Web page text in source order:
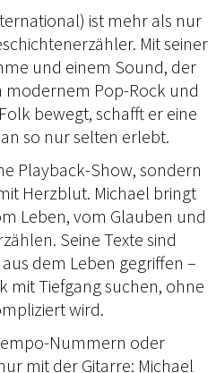
ist mehr als nur
Mit seiner
und einem Sound, der
modernem Pop-Rock und
bewegt, schafft er eine
so nur selten erlebt.
Playback-Show, sondern
Herzblut. Michael bringt
Leben, vom Glauben und
Seine Texte sind
dem Leben gegriffen –
mit Tiefgang suchen, ohne
wird.
Nummern oder
mit der Gitarre: Michael